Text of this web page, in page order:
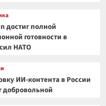
достиг полной
готовности в
НАТО
ИИ-контента в России
добровольной